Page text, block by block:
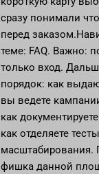
сразу понимали
перед
теме: FAQ. Важно:
только вход.
порядок: как
вы ведете
как
как отделяете
масштабирования.
фишка данной